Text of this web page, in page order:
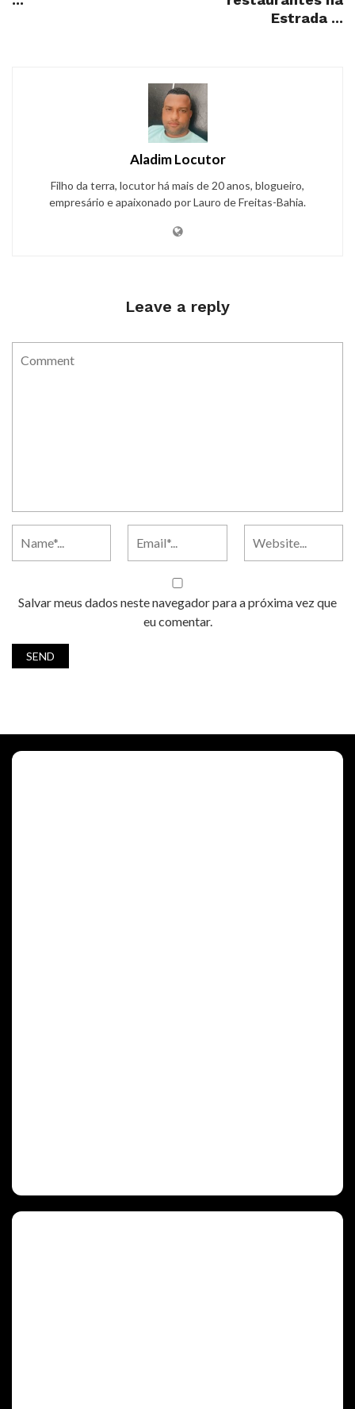
Estrada ...
Aladim Locutor
Filho da terra, locutor há mais de 20 anos, blogueiro,
empresário e apaixonado por Lauro de Freitas-Bahia.
Leave a reply
Salvar meus dados neste navegador para a próxima vez que
eu comentar.